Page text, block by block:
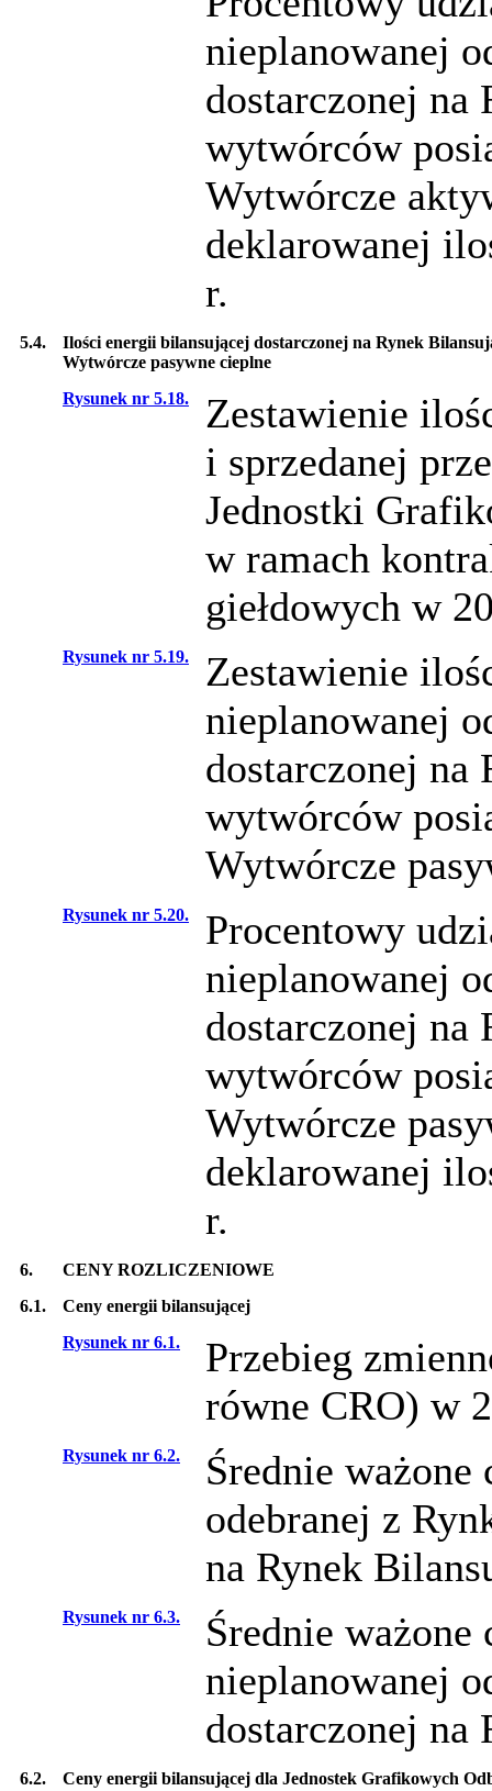
nieplanowanej
dostarczonej na
wytwórców
Wytwórcze
deklarowanej
r.
5.4.
Ilości energii bilansującej dostarczonej na Rynek
Wytwórcze pasywne cieplne
Rysunek nr 5.18.
Zestawienie
i sprzedanej
Jednostki
w ramach
giełdowych w
Rysunek nr 5.19.
Zestawienie
nieplanowanej
dostarczonej na
wytwórców
Wytwórcze
Rysunek nr 5.20.
Procentowy
nieplanowanej
dostarczonej na
wytwórców
Wytwórcze
deklarowanej
r.
6.
CENY ROZLICZENIOWE
6.1.
Ceny energii bilansującej
Rysunek nr 6.1.
Przebieg
równe CRO) w
Rysunek nr 6.2.
Średnie
odebranej z
na Rynek
Rysunek nr 6.3.
Średnie
nieplanowanej
dostarczonej na
6.2.
Ceny energii bilansującej dla Jednostek Grafikowych